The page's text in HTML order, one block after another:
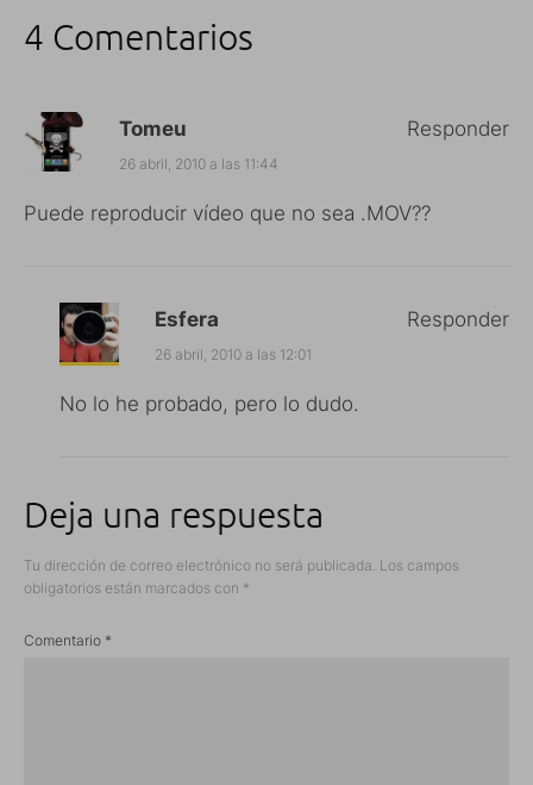
4 Comentarios
Tomeu
26 abril, 2010 a las 11:44
Puede reproducir vídeo que no sea .MOV??
Responder
Esfera
26 abril, 2010 a las 12:01
No lo he probado, pero lo dudo.
Responder
Deja una respuesta
Tu dirección de correo electrónico no será publicada. Los campos
obligatorios están marcados con *
Comentario *